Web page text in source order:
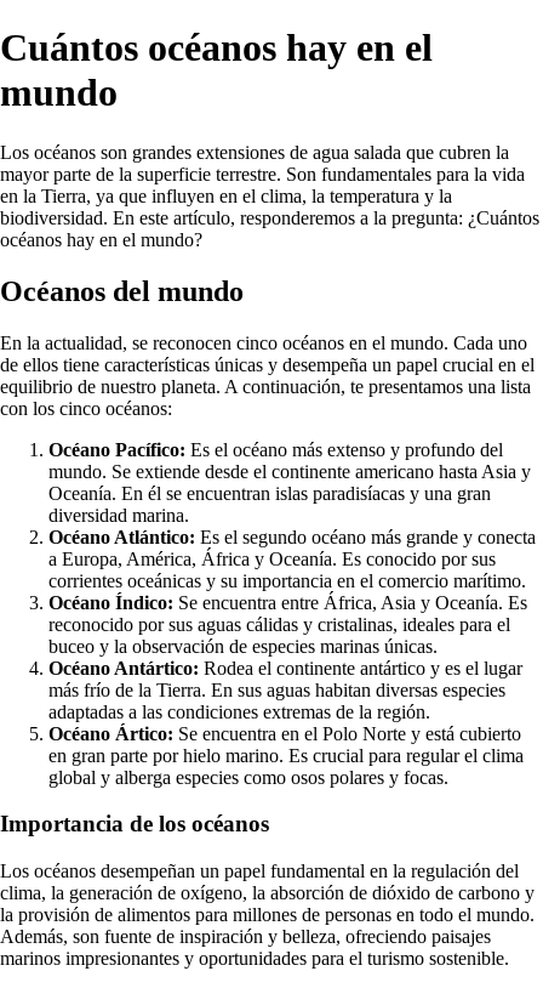
Cuántos océanos hay en el
mundo
Los océanos son grandes extensiones de agua salada que cubren la
mayor parte de la superficie terrestre. Son fundamentales para la vida
en la Tierra, ya que influyen en el clima, la temperatura y la
biodiversidad. En este artículo, responderemos a la pregunta: ¿Cuántos
océanos hay en el mundo?
Océanos del mundo
En la actualidad, se reconocen cinco océanos en el mundo. Cada uno
de ellos tiene características únicas y desempeña un papel crucial en el
equilibrio de nuestro planeta. A continuación, te presentamos una lista
con los cinco océanos:
Océano Pacífico: Es el océano más extenso y profundo del
mundo. Se extiende desde el continente americano hasta Asia y
Oceanía. En él se encuentran islas paradisíacas y una gran
diversidad marina.
Océano Atlántico: Es el segundo océano más grande y conecta
a Europa, América, África y Oceanía. Es conocido por sus
corrientes oceánicas y su importancia en el comercio marítimo.
Océano Índico: Se encuentra entre África, Asia y Oceanía. Es
reconocido por sus aguas cálidas y cristalinas, ideales para el
buceo y la observación de especies marinas únicas.
Océano Antártico: Rodea el continente antártico y es el lugar
más frío de la Tierra. En sus aguas habitan diversas especies
adaptadas a las condiciones extremas de la región.
Océano Ártico: Se encuentra en el Polo Norte y está cubierto
en gran parte por hielo marino. Es crucial para regular el clima
global y alberga especies como osos polares y focas.
Importancia de los océanos
Los océanos desempeñan un papel fundamental en la regulación del
clima, la generación de oxígeno, la absorción de dióxido de carbono y
la provisión de alimentos para millones de personas en todo el mundo.
Además, son fuente de inspiración y belleza, ofreciendo paisajes
marinos impresionantes y oportunidades para el turismo sostenible.